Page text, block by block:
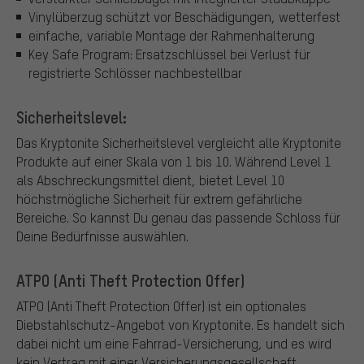
Vinylüberzug schützt vor Beschädigungen, wetterfest
einfache, variable Montage der Rahmenhalterung
Key Safe Program: Ersatzschlüssel bei Verlust für
registrierte Schlösser nachbestellbar
Sicherheitslevel:
Das Kryptonite Sicherheitslevel vergleicht alle Kryptonite
Produkte auf einer Skala von 1 bis 10. Während Level 1
als Abschreckungsmittel dient, bietet Level 10
höchstmögliche Sicherheit für extrem gefährliche
Bereiche. So kannst Du genau das passende Schloss für
Deine Bedürfnisse auswählen.
ATPO (Anti Theft Protection Offer)
ATPO (Anti Theft Protection Offer) ist ein optionales
Diebstahlschutz-Angebot von Kryptonite. Es handelt sich
dabei nicht um eine Fahrrad-Versicherung, und es wird